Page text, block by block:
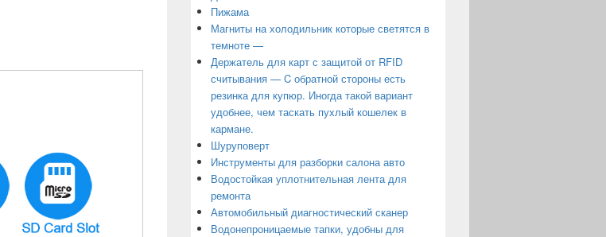
Пижама
Магниты на холодильник которые светятся в
темноте —
Держатель для карт с защитой от RFID
считывания — C обратной стороны есть
резинка для купюр. Иногда такой вариант
удобнее, чем таскать пухлый кошелек в
кармане.
Шуруповерт
Инструменты для разборки салона авто
Водостойкая уплотнительная лента для
ремонта
Автомобильный диагностический сканер
Водонепроницаемые тапки, удобны для